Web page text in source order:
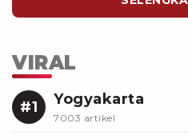
VIRAL
#1 Yogyakarta
7003 artikel